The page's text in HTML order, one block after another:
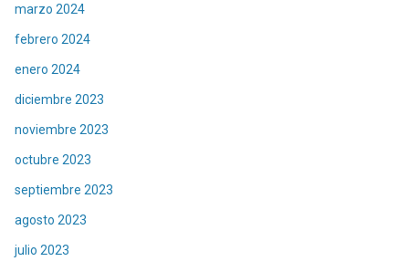
marzo 2024
febrero 2024
enero 2024
diciembre 2023
noviembre 2023
octubre 2023
septiembre 2023
agosto 2023
julio 2023